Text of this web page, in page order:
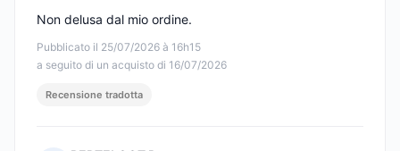
Pubblicato il 25/07/2026 à 16h15
a seguito di un acquisto di 16/07/2026
Non delusa dal mio ordine.
Recensione tradotta